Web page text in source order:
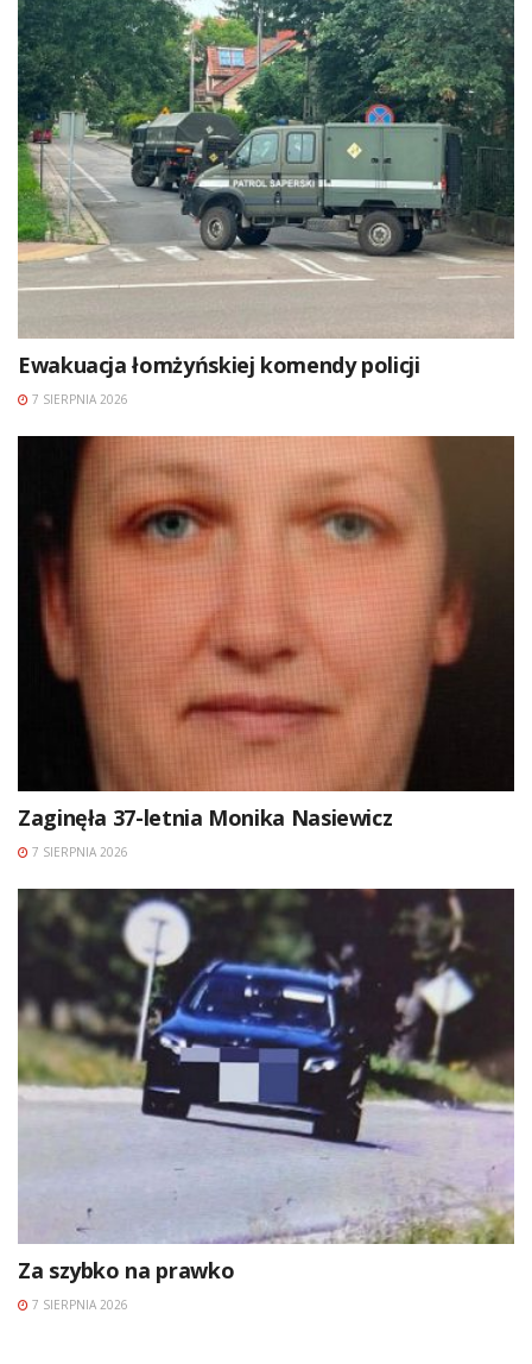
Ewakuacja łomżyńskiej komendy policji
7 SIERPNIA 2026
Zaginęła 37-letnia Monika Nasiewicz
7 SIERPNIA 2026
Za szybko na prawko
7 SIERPNIA 2026